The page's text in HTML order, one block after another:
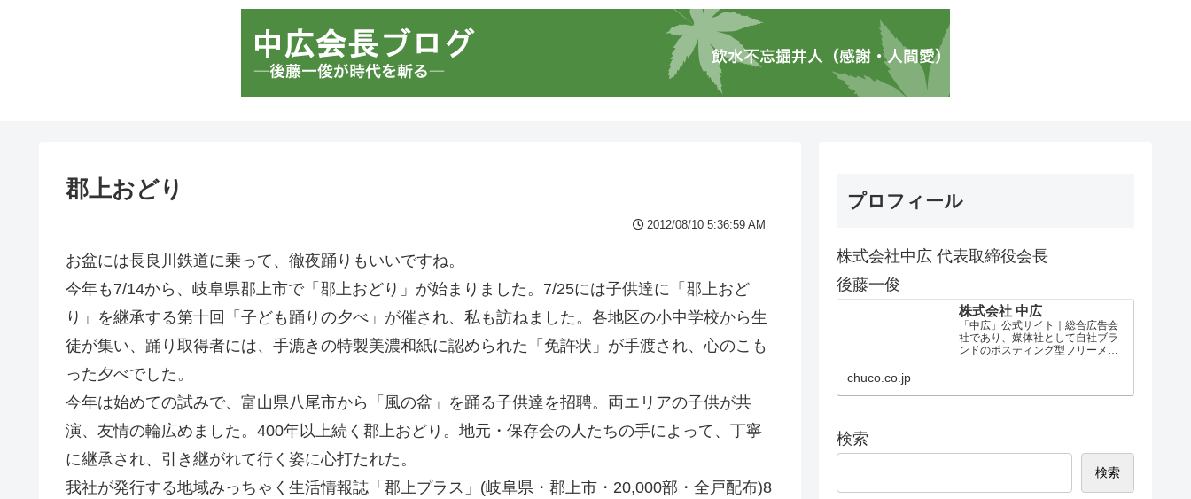
郡上おどり
2012/08/10 5:36:59 AM
お盆には長良川鉄道に乗って、徹夜踊りもいいですね。
今年も7/14から、岐阜県郡上市で「郡上おどり」が始まりました。7/25には子供達に「郡上おど
り」を継承する第十回「子ども踊りの夕べ」が催され、私も訪ねました。各地区の小中学校から生
徒が集い、踊り取得者には、手漉きの特製美濃和紙に認められた「免許状」が手渡され、心のこも
った夕べでした。
今年は始めての試みで、富山県八尾市から「風の盆」を踊る子供達を招聘。両エリアの子供が共
演、友情の輪広めました。400年以上続く郡上おどり。地元・保存会の人たちの手によって、丁寧
に継承され、引き継がれて行く姿に心打たれた。
我社が発行する地域みっちゃく生活情報誌「郡上プラス」(岐阜県・郡上市・20,000部・全戸配布)8
プロフィール
株式会社中広 代表取締役会長
後藤一俊
株式会社 中広
「中広」公式サイト｜総合広告会
社であり、媒体社として自社ブラ
ンドのポスティング型フリーメデ
chuco.co.jp
検索
検索